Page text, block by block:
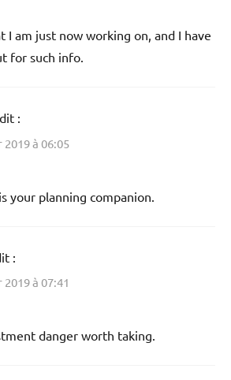
I am just now working on, and I have
for such info.
dit :
à 06:05
your planning companion.
:
à 07:41
danger worth taking.